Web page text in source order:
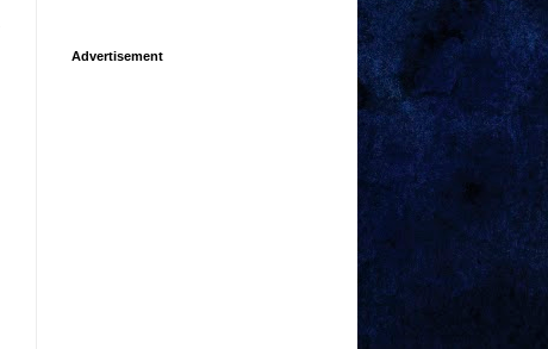
Advertisement